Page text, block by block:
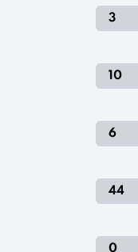
3
10
6
44
0